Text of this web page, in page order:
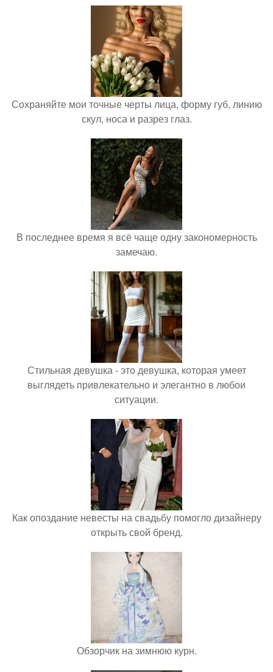
Сохраняйте мои точные черты лица, форму губ, линию
скул, носа и разрез глаз.
В последнее время я всё чаще одну закономерность
замечаю.
Стильная девушка - это девушка, которая умеет
выглядеть привлекательно и элегантно в любои
ситуации.
Как опоздание невесты на свадьбу помогло дизайнеру
открыть свой бренд.
Обзорчик на зимнюю курн.